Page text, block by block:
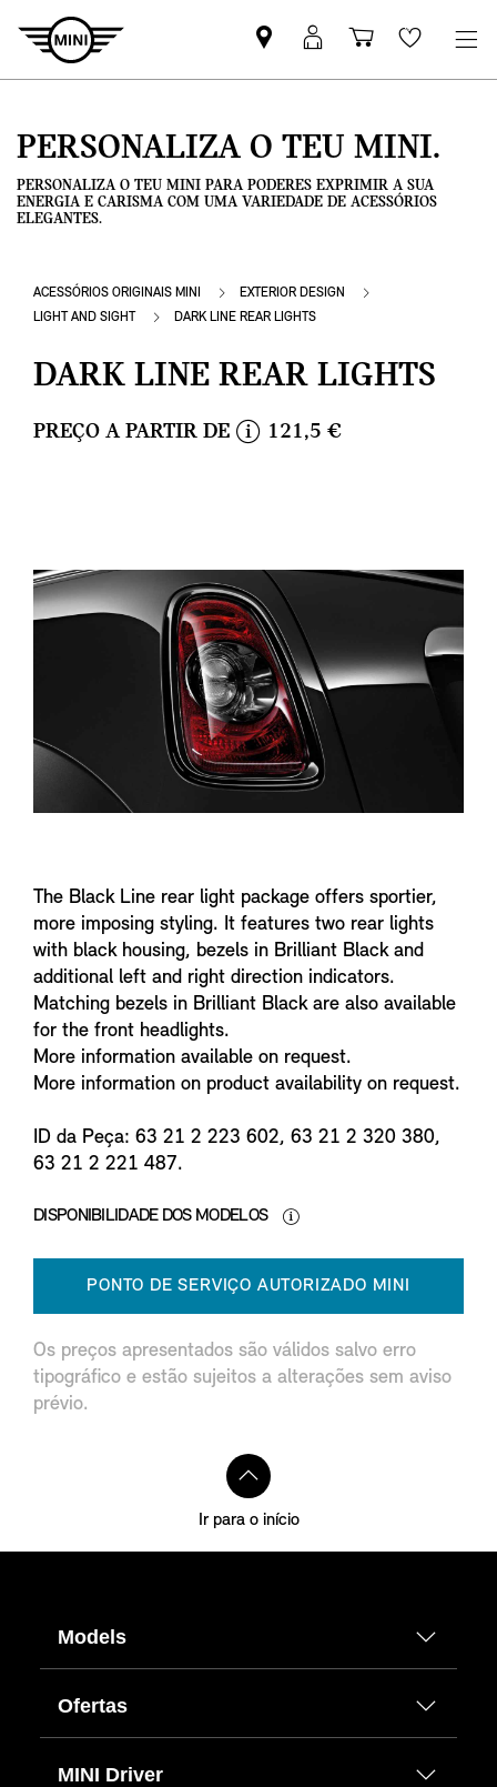
Pesquisar
parceiro
Iniciar
sessão
Carrinho
de
Wishlist
PERSONALIZA O TEU MINI.
PERSONALIZA O TEU MINI PARA PODERES EXPRIMIR A SUA
ENERGIA E CARISMA COM UMA VARIEDADE DE ACESSÓRIOS
ELEGANTES.
ACESSÓRIOS ORIGINAIS MINI
EXTERIOR DESIGN
LIGHT AND SIGHT
DARK LINE REAR LIGHTS
DARK LINE REAR LIGHTS
PREÇO A PARTIR DE 121,5 €
The Black Line rear light package offers sportier,
more imposing styling. It features two rear lights
with black housing, bezels in Brilliant Black and
additional left and right direction indicators.
Matching bezels in Brilliant Black are also available
for the front headlights.
More information available on request.
More information on product availability on request.
ID da Peça: 63 21 2 223 602, 63 21 2 320 380,
63 21 2 221 487.
DISPONIBILIDADE DOS MODELOS
PONTO DE SERVIÇO AUTORIZADO MINI
Os preços apresentados são válidos salvo erro
tipográfico e estão sujeitos a alterações sem aviso
prévio.
Ir para o início
Models
Ofertas
MINI Driver